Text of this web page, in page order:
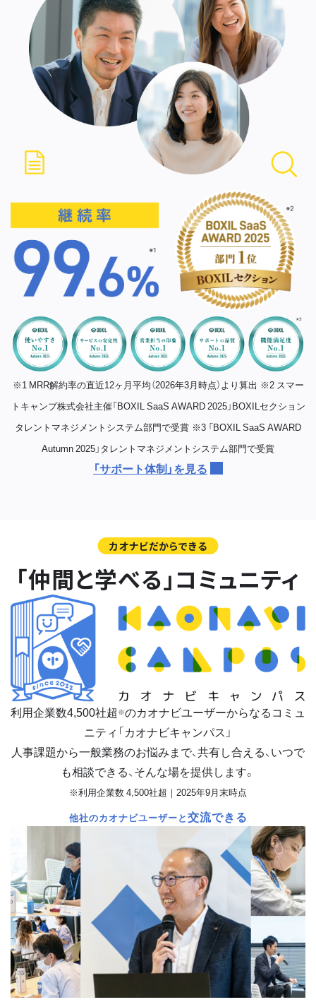
※1 MRR解約率の直近12ヶ月平均（2026年3月時点）より算出 ※2 スマー
トキャンプ株式会社主催「BOXIL SaaS AWARD 2025」BOXILセクション
タレントマネジメントシステム部門で受賞 ※3 「BOXIL SaaS AWARD
Autumn 2025」タレントマネジメントシステム部門で受賞
「サポート体制」を見る
カオナビだからできる
「仲間と学べる」コミュニティ
利用企業数4,500社超 ※のカオナビユーザーからなるコミュ
ニティ「カオナビキャンパス」
人事課題から一般業務のお悩みまで、共有し合える、いつで
も相談できる、そんな場を提供します。
※利用企業数 4,500社超｜2025年9月末時点
他社のカオナビユーザーと交流できる